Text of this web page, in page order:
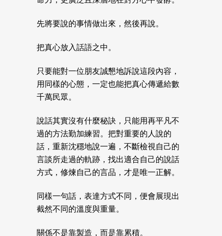
先將要說的事情做出來，然後再說。
把真心放入話語之中。
只要能對一位朋友誠懇地訴說這段內容，
用同樣的心態，一定也能把真心傳遞給數
千萬民眾。
說話其實沒有什麼秘訣，只能用再平凡不
過的方法勤加練習。把對重要的人說的
話，重新沈穩地說一遍，不斷檢視自己的
言談所走過的軌跡，找出適合自己的說話
方式，修煉自己的言品，才是唯一正解。
同樣一句話，表達方式不同，便會展現出
截然不同的溫度與重量。
關係不是靠製造，而是靠累積。